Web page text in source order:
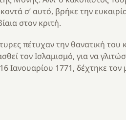
σ’ αυτό, βρήκε την
στον κριτή.
πέτυχαν την θανατική του
τον Ισλαμισμό, για να
Ιανουαρίου 1771, δέχτηκε